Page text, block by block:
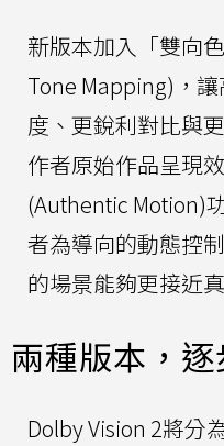
新版本加入「雙向
Tone Mapping)，
度、更銳利對比與
作者原始作品呈現
(Authentic Motion)
者為導向的動態控
的場景能夠更接近
兩種版本，
Dolby Vision 2將分